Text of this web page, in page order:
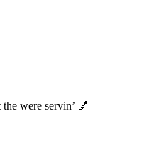
were servin’ 💅